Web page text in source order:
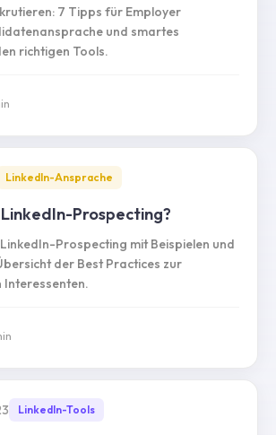
7 Tipps für Employer
und smartes
richtigen Tools.
LinkedIn-Ansprache
Prospecting?
Prospecting mit Beispielen und
der Best Practices zur
Interessenten.
LinkedIn-Tools